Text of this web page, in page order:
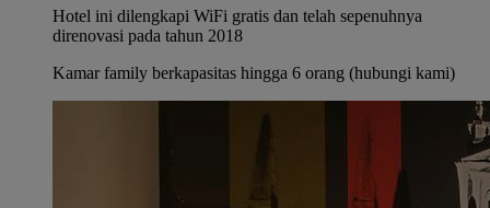
Hotel ini dilengkapi WiFi gratis dan telah sepenuhnya
direnovasi pada tahun 2018
Kamar family berkapasitas hingga 6 orang (hubungi kami)